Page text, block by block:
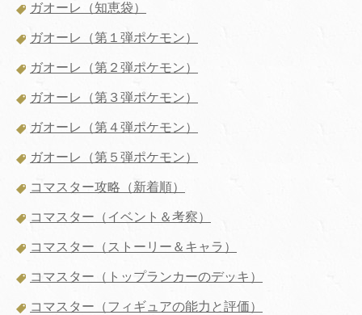
ガオーレ（知恵袋）
ガオーレ（第１弾ポケモン）
ガオーレ（第２弾ポケモン）
ガオーレ（第３弾ポケモン）
ガオーレ（第４弾ポケモン）
ガオーレ（第５弾ポケモン）
コマスター攻略（新着順）
コマスター（イベント＆考察）
コマスター（ストーリー＆キャラ）
コマスター（トップランカーのデッキ）
コマスター（フィギュアの能力と評価）